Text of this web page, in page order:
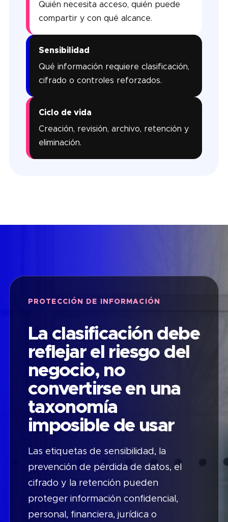
Quién necesita acceso, quién puede
compartir y con qué alcance.
Sensibilidad
Qué información requiere clasificación,
cifrado o controles reforzados.
Ciclo de vida
Creación, revisión, archivo, retención y
eliminación.
PROTECCIÓN DE INFORMACIÓN
La clasificación debe
reflejar el riesgo del
negocio, no
convertirse en una
taxonomía
imposible de usar
Las etiquetas de sensibilidad, la
prevención de pérdida de datos, el
cifrado y la retención pueden
proteger información confidencial,
personal, financiera, jurídica o